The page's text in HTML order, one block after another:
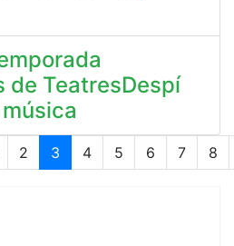
de TeatresDespí
Página 3 de 15
2 3 4 5 6 7 8